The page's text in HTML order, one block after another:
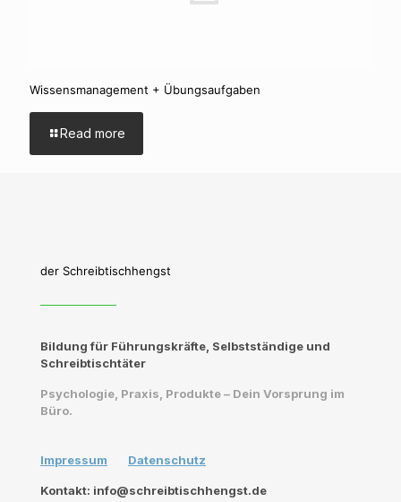
Wissensmanagement + Übungsaufgaben
Read more
der Schreibtischhengst
Bildung für Führungskräfte, Selbstständige und
Schreibtischtäter
Psychologie, Praxis, Produkte – Dein Vorsprung im
Büro.
Impressum Datenschutz
Kontakt: info@schreibtischhengst.de